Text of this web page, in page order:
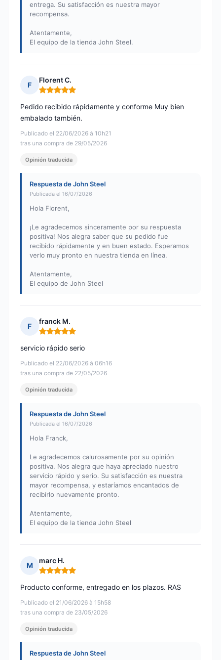
entrega. Su satisfacción es nuestra mayor
recompensa.
Atentamente,
El equipo de la tienda John Steel.
F
Florent C.
Nota: 5 de 5
Publicado el 22/06/2026 à 10h21
tras una compra de 29/05/2026
Pedido recibido rápidamente y conforme Muy bien
embalado también.
Opinión traducida
Respuesta de John Steel
Publicada el 16/07/2026
Hola Florent,
¡Le agradecemos sinceramente por su respuesta
positiva! Nos alegra saber que su pedido fue
recibido rápidamente y en buen estado. Esperamos
verlo muy pronto en nuestra tienda en línea.
Atentamente,
El equipo de John Steel
F
franck M.
Nota: 5 de 5
Publicado el 22/06/2026 à 06h16
tras una compra de 22/05/2026
servicio rápido serio
Opinión traducida
Respuesta de John Steel
Publicada el 16/07/2026
Hola Franck,
Le agradecemos calurosamente por su opinión
positiva. Nos alegra que haya apreciado nuestro
servicio rápido y serio. Su satisfacción es nuestra
mayor recompensa, y estaríamos encantados de
recibirlo nuevamente pronto.
Atentamente,
El equipo de la tienda John Steel
M
marc H.
Nota: 5 de 5
Publicado el 21/06/2026 à 15h58
tras una compra de 23/05/2026
Producto conforme, entregado en los plazos. RAS
Opinión traducida
Respuesta de John Steel